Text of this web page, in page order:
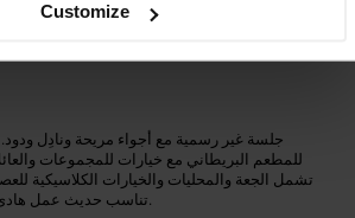
Customize
جلسة غير رسمية مع أجواء مريحة ونادِل ودود.
للمطعم البريطاني مع خيارات للمجموعات
تشمل الجعة والمحليات والخيارات الكلاسيكية
تناسب حديث عمل هادئ أو جلسة مع الأصدقاء.